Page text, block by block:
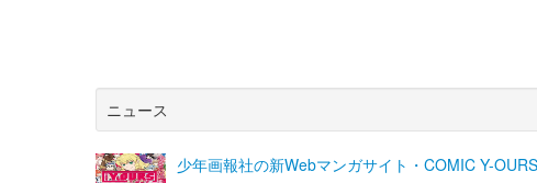
ニュース
少年画報社の新Webマンガサイト・COMIC Y-